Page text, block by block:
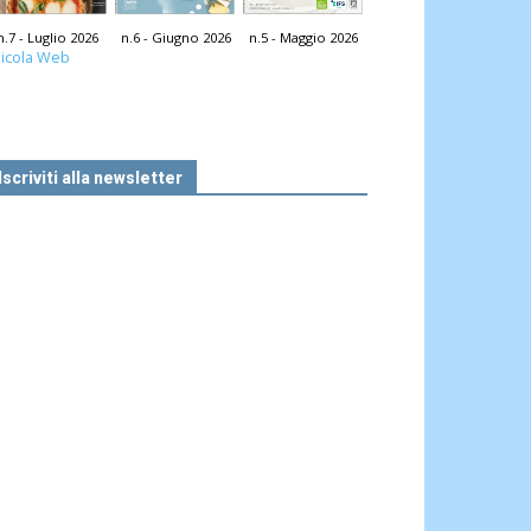
- Luglio 2026 n.6 - Giugno 2026 n.5 - Maggio 2026
Web
alla newsletter